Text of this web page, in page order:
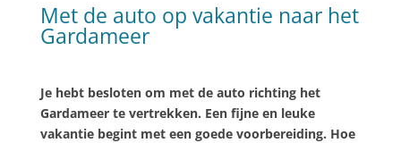
Met de auto op vakantie naar het
Gardameer
Je hebt besloten om met de auto richting het
Gardameer te vertrekken. Een fijne en leuke
vakantie begint met een goede voorbereiding. Hoe